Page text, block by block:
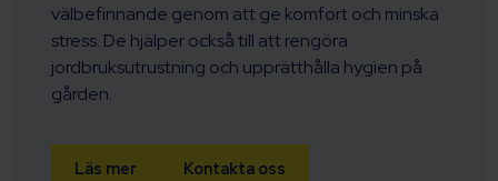
välbefinnande genom att ge komfort och minska
stress. De hjälper också till att rengöra
jordbruksutrustning och upprätthålla hygien på
gården.
Läs mer Kontakta oss